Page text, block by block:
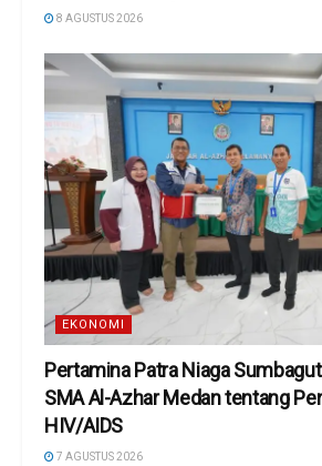
8 AGUSTUS 2026
EKONOMI
Pertamina Patra Niaga
SMA Al-Azhar Medan tentang
HIV/AIDS
7 AGUSTUS 2026